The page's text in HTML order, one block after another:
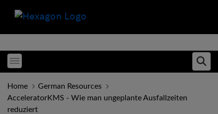
Toggle menubar
Home
German Resources
AcceleratorKMS - Wie man ungeplante Ausfallzeiten
reduziert